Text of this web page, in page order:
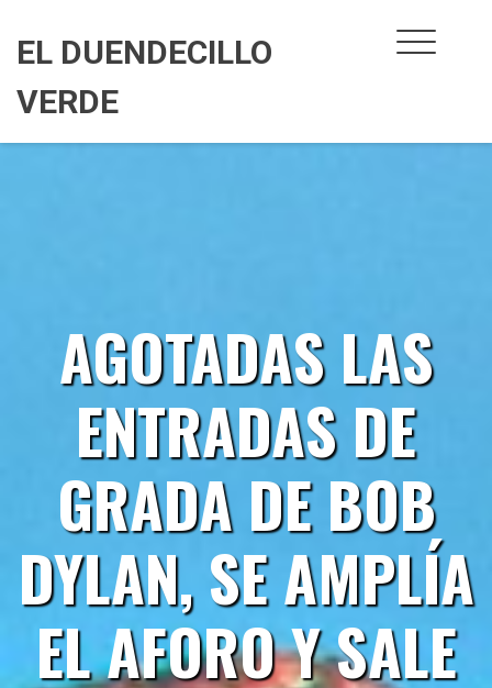
content
EL DUENDECILLO
VERDE
AGOTADAS LAS
ENTRADAS DE
GRADA DE BOB
DYLAN, SE AMPLÍA
EL AFORO Y SALE